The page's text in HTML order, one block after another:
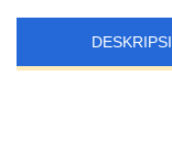
DESKRIPSI